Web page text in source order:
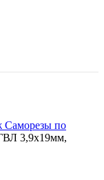
Саморезы по
3,9х19мм,